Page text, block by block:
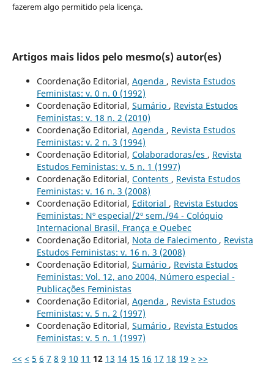
fazerem algo permitido pela licença.
Artigos mais lidos pelo mesmo(s) autor(es)
Coordenação Editorial, Agenda , Revista Estudos
Feministas: v. 0 n. 0 (1992)
Coordenação Editorial, Sumário , Revista Estudos
Feministas: v. 18 n. 2 (2010)
Coordenação Editorial, Agenda , Revista Estudos
Feministas: v. 2 n. 3 (1994)
Coordenação Editorial, Colaboradoras/es , Revista
Estudos Feministas: v. 5 n. 1 (1997)
Coordenação Editorial, Contents , Revista Estudos
Feministas: v. 16 n. 3 (2008)
Coordenação Editorial, Editorial , Revista Estudos
Feministas: Nº especial/2º sem./94 - Colóquio
Internacional Brasil, França e Quebec
Coordenação Editorial, Nota de Falecimento , Revista
Estudos Feministas: v. 16 n. 3 (2008)
Coordenação Editorial, Sumário , Revista Estudos
Feministas: Vol. 12, ano 2004, Número especial -
Publicações Feministas
Coordenação Editorial, Agenda , Revista Estudos
Feministas: v. 5 n. 2 (1997)
Coordenação Editorial, Sumário , Revista Estudos
Feministas: v. 5 n. 1 (1997)
<< < 5 6 7 8 9 10 11 12 13 14 15 16 17 18 19 > >>